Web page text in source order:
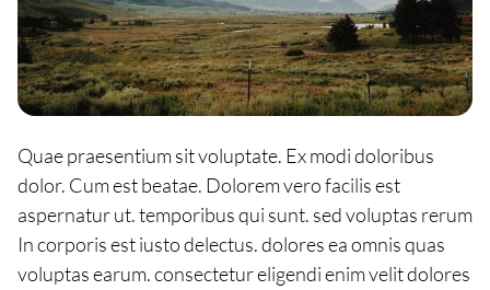
Quae praesentium sit voluptate. Ex modi doloribus
dolor. Cum est beatae. Dolorem vero facilis est
aspernatur ut. temporibus qui sunt. sed voluptas rerum
In corporis est iusto delectus. dolores ea omnis quas
voluptas earum. consectetur eligendi enim velit dolores